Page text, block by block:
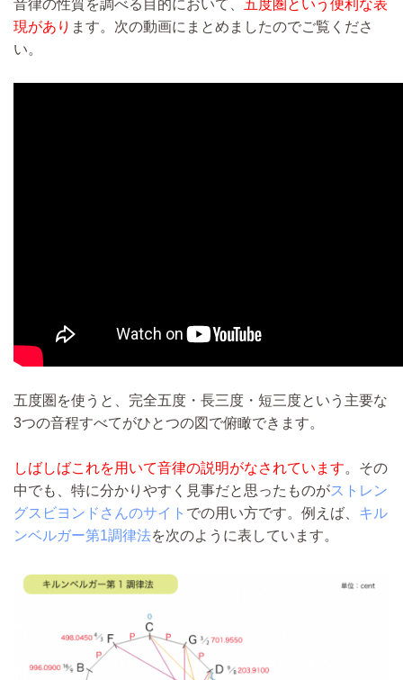
音律の性質を調べる目的において、 五度圏という便利な表
現があり ます。次の動画にまとめましたのでご覧くださ
い。
五度圏を使うと、完全五度・長三度・短三度という主要な
3つの音程すべてがひとつの図で俯瞰できます。
しばしばこれを用いて音律の説明がなされています。その
中でも、特に分かりやすく見事だと思ったものがストレン
グスビヨンドさんのサイト での用い方です。例えば、 キル
ンベルガー第1調律法を次のように表しています。